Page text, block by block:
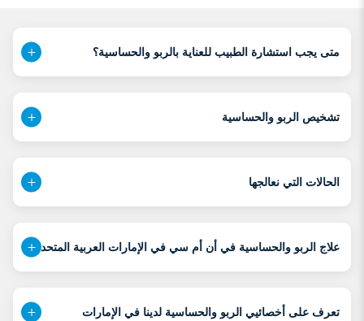
متى يجب استشارة الطبيب للعناية بالربو والحساسية؟
تشخيص الربو والحساسية
الحالات التي نعالجها
علاج الربو والحساسية في أن أم سي في الإمارات العربية المتحدة
تعرف على أخصائيي الربو والحساسية لدينا في الإمارات